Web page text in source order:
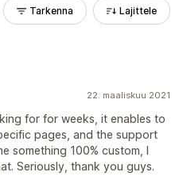
Tarkenna Lajittele
22. maaliskuu 2021
for for weeks, it enables to
pages, and the support
something 100% custom, I
Seriously, thank you guys.